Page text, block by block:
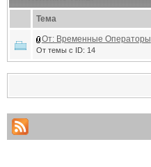
Тема
От: Временные Операторы
От темы с ID: 14